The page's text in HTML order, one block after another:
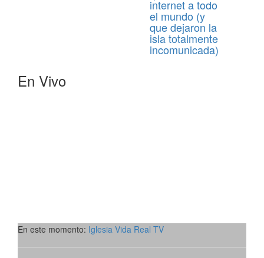
internet a todo
el mundo (y
que dejaron la
isla totalmente
incomunicada)
En Vivo
En este momento: Iglesia Vida Real TV